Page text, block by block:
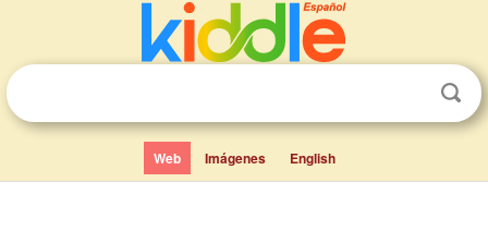
Web Imágenes English